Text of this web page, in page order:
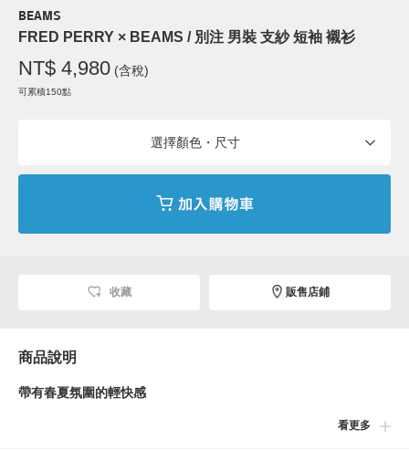
BEAMS
FRED PERRY × BEAMS / 別注 男裝 支紗 短袖 襯衫
NT$ 4,980 (含稅)
可累積150點
選擇顏色・尺寸
收藏 販售店鋪
商品說明
帶有春夏氛圍的輕快感
看更多